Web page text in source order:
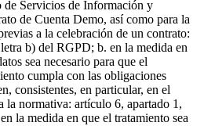
de Servicios de Información y
de Cuenta Demo, así como para la
a la celebración de un contrato:
b) del RGPD; b. en la medida en
sea necesario para que el
cumpla con las obligaciones
consistentes, en particular, en el
la normativa: artículo 6, apartado 1,
la medida en que el tratamiento sea